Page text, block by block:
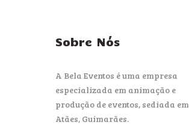
Sobre Nós
A Bela Eventos é uma empresa
especializada em animação e
produção de eventos, sediada em
Atães, Guimarães.